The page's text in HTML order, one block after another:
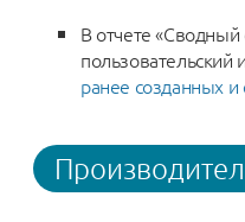
В отчете «Сводный
пользовательский
ранее созданных и